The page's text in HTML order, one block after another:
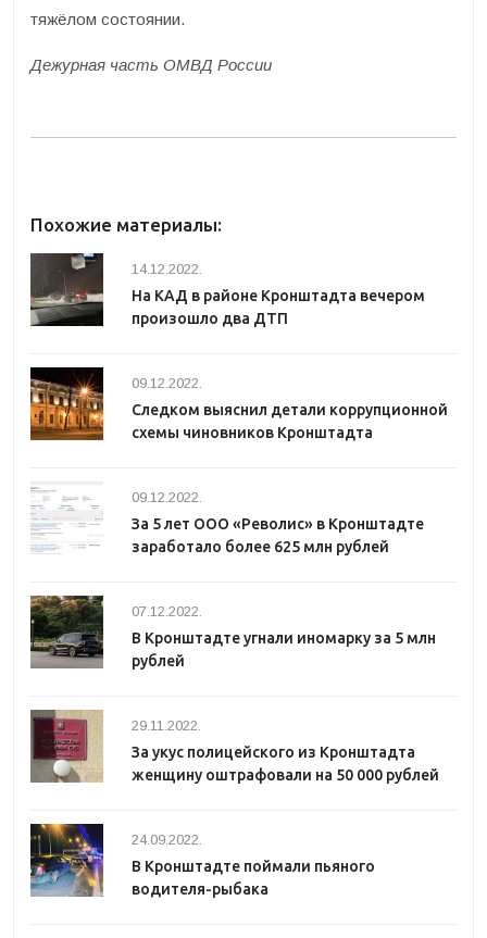
тяжёлом состоянии.
Дежурная часть ОМВД России
Похожие материалы:
14.12.2022.
На КАД в районе Кронштадта вечером
произошло два ДТП
09.12.2022.
Следком выяснил детали коррупционной
схемы чиновников Кронштадта
09.12.2022.
За 5 лет ООО «Револис» в Кронштадте
заработало более 625 млн рублей
07.12.2022.
В Кронштадте угнали иномарку за 5 млн
рублей
29.11.2022.
За укус полицейского из Кронштадта
женщину оштрафовали на 50 000 рублей
24.09.2022.
В Кронштадте поймали пьяного
водителя-рыбака